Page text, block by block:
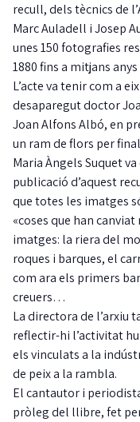
recull, dels tècnics de
Marc Auladell i Josep
unes 150 fotografies
1880 fins a mitjans anys
L’acte va tenir com a
desaparegut doctor
Joan Alfons Albó, en
un ram de flors per
Maria Àngels Suquet
publicació d’aquest
que totes les imatges
«coses que han
imatges: la riera del
roques i barques, el
com ara els primers
creuers…
La directora de l’arxiu
reflectir-hi l’activitat
els vinculats a la
de peix a la rambla.
El cantautor i
pròleg del llibre, fet